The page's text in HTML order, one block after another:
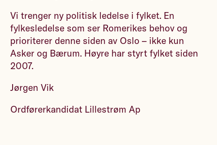
Vi trenger ny politisk ledelse i fylket. En
fylkesledelse som ser Romerikes behov og
prioriterer denne siden av Oslo – ikke kun
Asker og Bærum. Høyre har styrt fylket siden
2007.
Jørgen Vik
Ordførerkandidat Lillestrøm Ap